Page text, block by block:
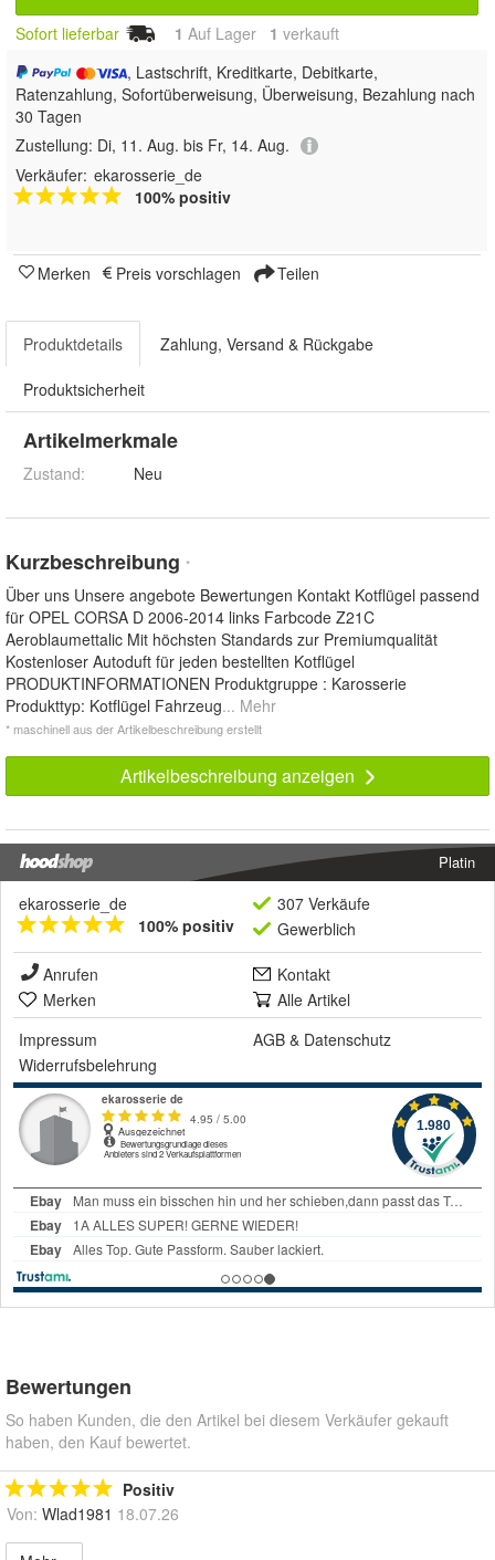
Sofort lieferbar 1 Auf Lager 1 verkauft
, Lastschrift, Kreditkarte, Debitkarte,
Ratenzahlung, Sofortüberweisung, Überweisung, Bezahlung nach
30 Tagen
Zustellung: Di, 11. Aug. bis Fr, 14. Aug.
Verkäufer: ekarosserie_de
100% positiv
Merken Preis vorschlagen Teilen
Produktdetails Zahlung, Versand & Rückgabe
Produktsicherheit
Artikelmerkmale
Zustand: Neu
Kurzbeschreibung *
Über uns Unsere angebote Bewertungen Kontakt Kotflügel passend
für OPEL CORSA D 2006-2014 links Farbcode Z21C
Aeroblaumettalic Mit höchsten Standards zur Premiumqualität
Kostenloser Autoduft für jeden bestellten Kotflügel
PRODUKTINFORMATIONEN Produktgruppe : Karosserie
Produkttyp: Kotflügel Fahrzeug... Mehr
* maschinell aus der Artikelbeschreibung erstellt
Artikelbeschreibung anzeigen
Platin
ekarosserie_de
100% positiv
307 Verkäufe
Gewerblich
Anrufen
Kontakt
Merken
Alle Artikel
Impressum
AGB & Datenschutz
Widerrufsbelehrung
Bewertungen
So haben Kunden, die den Artikel bei diesem Verkäufer gekauft
haben, den Kauf bewertet.
Positiv
Von: Wlad1981 18.07.26